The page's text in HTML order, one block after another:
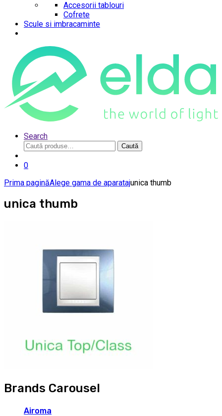
Accesorii tablouri
Cofrete
Scule si imbracaminte
Search
Caută
după:
Caută
0
Prima paginăAlege gama de aparatajunica thumb
unica thumb
Brands Carousel
Airoma